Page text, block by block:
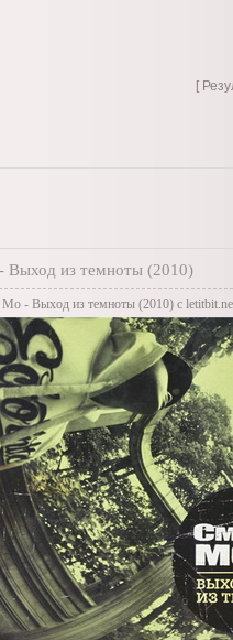
[
Выход из темноты (2010)
Мо - Выход из темноты (2010) с